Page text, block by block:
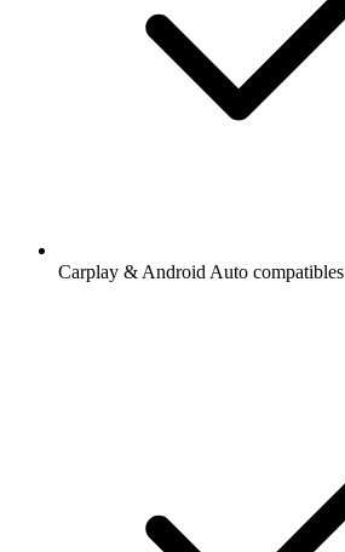
Carplay & Android Auto compatibles